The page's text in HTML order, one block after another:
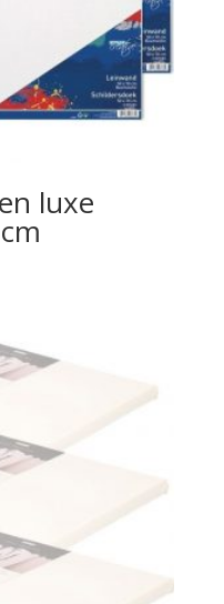
luxe